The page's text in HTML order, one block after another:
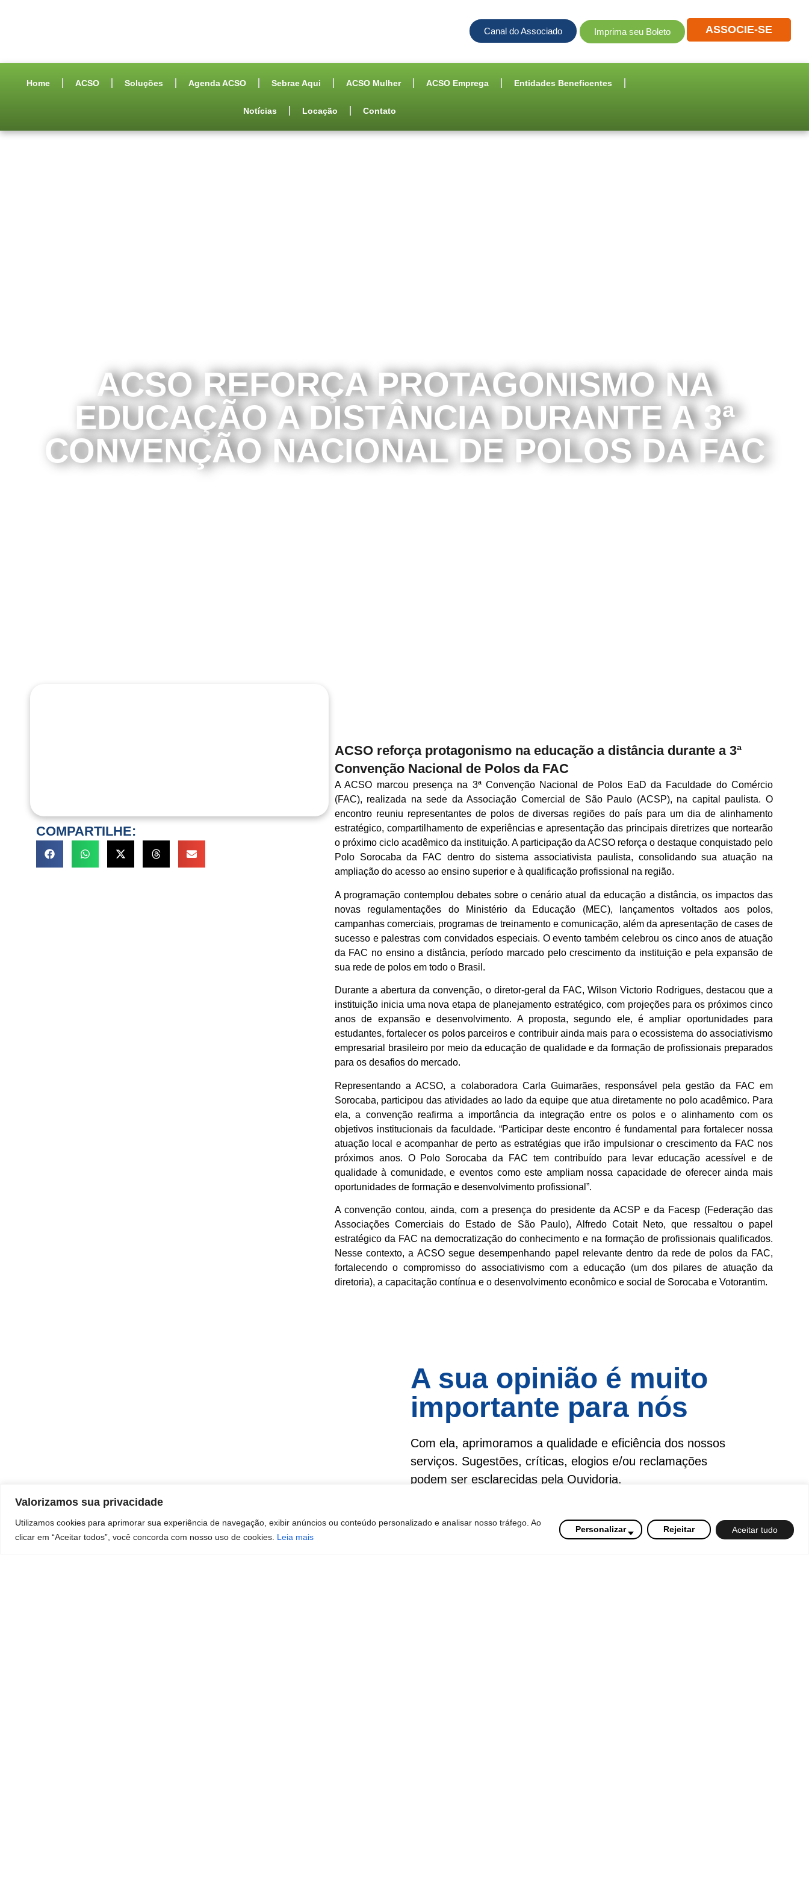
Valorizamos sua privacidade
Utilizamos cookies para aprimorar sua experiência de navegação, exibir anúncios ou conteúdo personalizado e analisar nosso tráfego. Ao
clicar em “Aceitar todos”, você concorda com nosso uso de cookies. Leia mais
Personalizar Rejeitar Aceitar tudo
ASSOCIE-SE
Imprima seu Boleto
Canal do Associado
Home ACSO Soluções Agenda ACSO Sebrae Aqui ACSO Mulher ACSO Emprega Entidades Beneficentes
Notícias Locação Contato
ACSO REFORÇA PROTAGONISMO NA
EDUCAÇÃO A DISTÂNCIA DURANTE A 3ª
CONVENÇÃO NACIONAL DE POLOS DA FAC
COMPARTILHE:
ACSO reforça protagonismo na educação a distância durante a 3ª
Convenção Nacional de Polos da FAC
A ACSO marcou presença na 3ª Convenção Nacional de Polos EaD da Faculdade do Comércio
(FAC), realizada na sede da Associação Comercial de São Paulo (ACSP), na capital paulista. O
encontro reuniu representantes de polos de diversas regiões do país para um dia de alinhamento
estratégico, compartilhamento de experiências e apresentação das principais diretrizes que nortearão
o próximo ciclo acadêmico da instituição. A participação da ACSO reforça o destaque conquistado pelo
Polo Sorocaba da FAC dentro do sistema associativista paulista, consolidando sua atuação na
ampliação do acesso ao ensino superior e à qualificação profissional na região.
A programação contemplou debates sobre o cenário atual da educação a distância, os impactos das
novas regulamentações do Ministério da Educação (MEC), lançamentos voltados aos polos,
campanhas comerciais, programas de treinamento e comunicação, além da apresentação de cases de
sucesso e palestras com convidados especiais. O evento também celebrou os cinco anos de atuação
da FAC no ensino a distância, período marcado pelo crescimento da instituição e pela expansão de
sua rede de polos em todo o Brasil.
Durante a abertura da convenção, o diretor-geral da FAC, Wilson Victorio Rodrigues, destacou que a
instituição inicia uma nova etapa de planejamento estratégico, com projeções para os próximos cinco
anos de expansão e desenvolvimento. A proposta, segundo ele, é ampliar oportunidades para
estudantes, fortalecer os polos parceiros e contribuir ainda mais para o ecossistema do associativismo
empresarial brasileiro por meio da educação de qualidade e da formação de profissionais preparados
para os desafios do mercado.
Representando a ACSO, a colaboradora Carla Guimarães, responsável pela gestão da FAC em
Sorocaba, participou das atividades ao lado da equipe que atua diretamente no polo acadêmico. Para
ela, a convenção reafirma a importância da integração entre os polos e o alinhamento com os
objetivos institucionais da faculdade. “Participar deste encontro é fundamental para fortalecer nossa
atuação local e acompanhar de perto as estratégias que irão impulsionar o crescimento da FAC nos
próximos anos. O Polo Sorocaba da FAC tem contribuído para levar educação acessível e de
qualidade à comunidade, e eventos como este ampliam nossa capacidade de oferecer ainda mais
oportunidades de formação e desenvolvimento profissional”.
A convenção contou, ainda, com a presença do presidente da ACSP e da Facesp (Federação das
Associações Comerciais do Estado de São Paulo), Alfredo Cotait Neto, que ressaltou o papel
estratégico da FAC na democratização do conhecimento e na formação de profissionais qualificados.
Nesse contexto, a ACSO segue desempenhando papel relevante dentro da rede de polos da FAC,
fortalecendo o compromisso do associativismo com a educação (um dos pilares de atuação da
diretoria), a capacitação contínua e o desenvolvimento econômico e social de Sorocaba e Votorantim.
A sua opinião é muito
importante para nós
Com ela, aprimoramos a qualidade e eficiência dos nossos
serviços. Sugestões, críticas, elogios e/ou reclamações
podem ser esclarecidas pela Ouvidoria.
sexta-feira das 8h30 às 17h.